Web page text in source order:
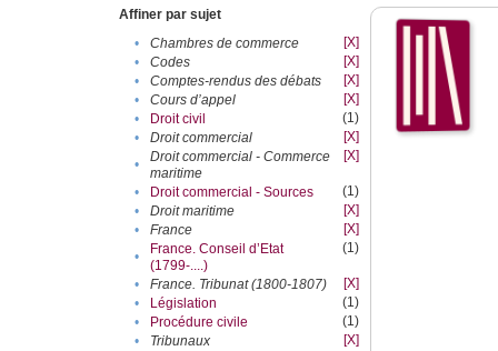
Affiner par sujet
•
Chambres de commerce
[X]
•
Codes
[X]
•
Comptes-rendus des débats
[X]
•
Cours d’appel
[X]
•
Droit civil
(1)
•
Droit commercial
[X]
•
Droit commercial - Commerce
maritime
[X]
• Droit commercial - Sources
(1)
•
Droit maritime
[X]
•
France
[X]
•
France. Conseil d’Etat
(1799-....)
(1)
• France. Tribunat (1800-1807)
[X]
•
Législation
(1)
•
Procédure civile
(1)
•
Tribunaux
[X]